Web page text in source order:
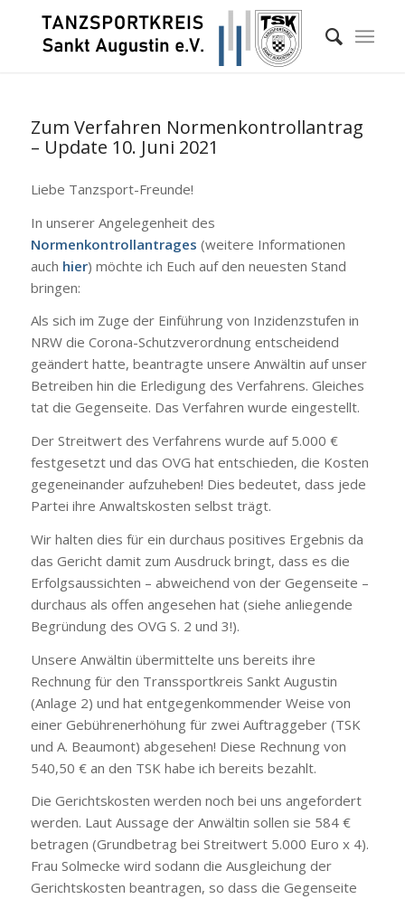
Zum Verfahren Normenkontrollantrag
– Update 10. Juni 2021
Liebe Tanzsport-Freunde!
In unserer Angelegenheit des
Normenkontrollantrages (weitere Informationen
auch hier) möchte ich Euch auf den neuesten Stand
bringen:
Als sich im Zuge der Einführung von Inzidenzstufen in
NRW die Corona-Schutzverordnung entscheidend
geändert hatte, beantragte unsere Anwältin auf unser
Betreiben hin die Erledigung des Verfahrens. Gleiches
tat die Gegenseite. Das Verfahren wurde eingestellt.
Der Streitwert des Verfahrens wurde auf 5.000 €
festgesetzt und das OVG hat entschieden, die Kosten
gegeneinander aufzuheben! Dies bedeutet, dass jede
Partei ihre Anwaltskosten selbst trägt.
Wir halten dies für ein durchaus positives Ergebnis da
das Gericht damit zum Ausdruck bringt, dass es die
Erfolgsaussichten – abweichend von der Gegenseite –
durchaus als offen angesehen hat (siehe anliegende
Begründung des OVG S. 2 und 3!).
Unsere Anwältin übermittelte uns bereits ihre
Rechnung für den Transsportkreis Sankt Augustin
(Anlage 2) und hat entgegenkommender Weise von
einer Gebührenerhöhung für zwei Auftraggeber (TSK
und A. Beaumont) abgesehen! Diese Rechnung von
540,50 € an den TSK habe ich bereits bezahlt.
Die Gerichtskosten werden noch bei uns angefordert
werden. Laut Aussage der Anwältin sollen sie 584 €
betragen (Grundbetrag bei Streitwert 5.000 Euro x 4).
Frau Solmecke wird sodann die Ausgleichung der
Gerichtskosten beantragen, so dass die Gegenseite